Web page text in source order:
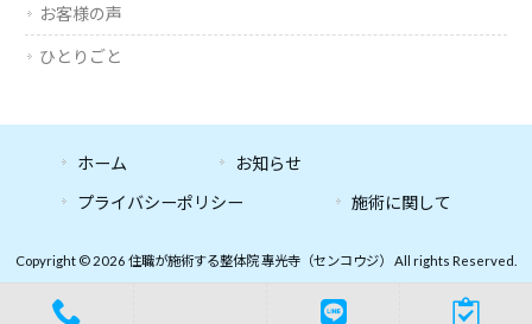
お客様の声
ひとりごと
ホーム
お知らせ
プライバシーポリシー
施術に関して
Copyright © 2026 住職が施術する整体院 專光寺（センコウジ） All rights Reserved.